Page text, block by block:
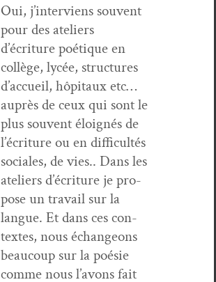
Oui, j’interviens sou­vent
pour des ate­liers
d’écriture poé­tique en
col­lège, lycée, struc­tures
d’accueil, hôpi­taux etc…
auprès de ceux qui sont le
plus sou­vent éloignés de
l’écriture ou en dif­fi­cultés
sociales, de vies.. Dans les
ate­liers d’écriture je pro­
pose un tra­vail sur la
langue. Et dans ces con­
textes, nous échangeons
beau­coup sur la poésie
comme nous l’avons fait